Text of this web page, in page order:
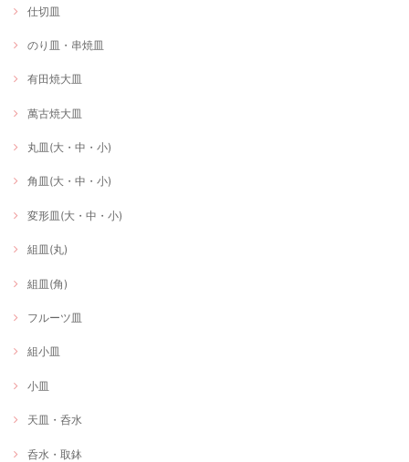
仕切皿
のり皿・串焼皿
有田焼大皿
萬古焼大皿
丸皿(大・中・小)
角皿(大・中・小)
変形皿(大・中・小)
組皿(丸)
組皿(角)
フルーツ皿
組小皿
小皿
天皿・呑水
呑水・取鉢